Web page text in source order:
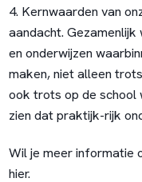
4. Kernwaarden van
aandacht.
en onderwijzen
maken, niet alleen
ook trots op de school
zien dat praktijk-rijk
Wil je meer informatie
hier.